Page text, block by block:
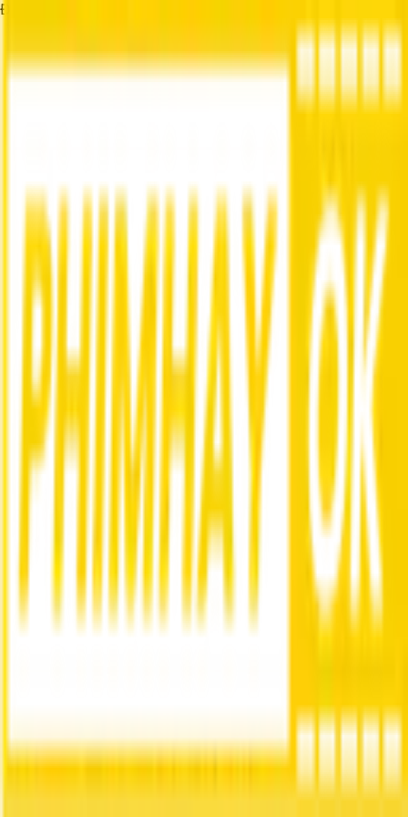
Đang tải...